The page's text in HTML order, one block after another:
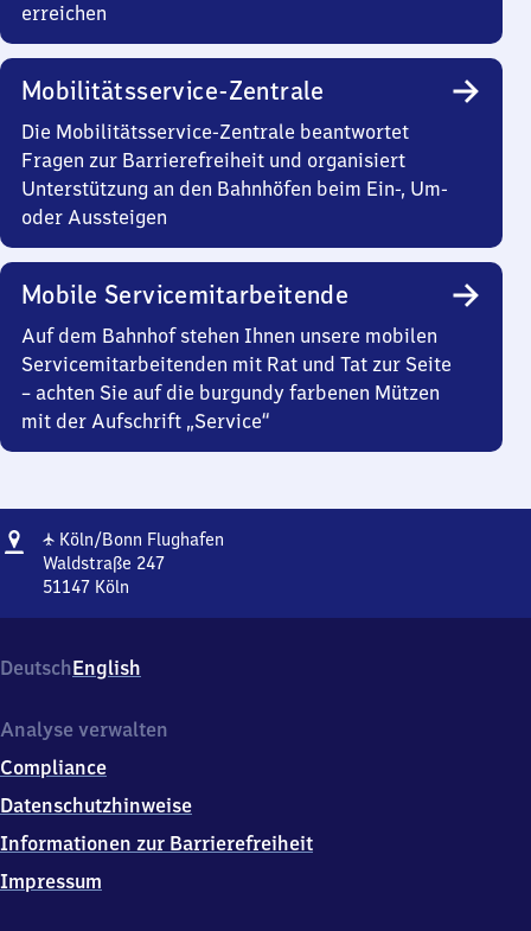
erreichen
Mobilitätsservice-Zentrale
Die Mobilitätsservice-Zentrale beantwortet
Fragen zur Barrierefreiheit und organisiert
Unterstützung an den Bahnhöfen beim Ein-, Um-
oder Aussteigen
Mobile Servicemitarbeitende
Auf dem Bahnhof stehen Ihnen unsere mobilen
Servicemitarbeitenden mit Rat und Tat zur Seite
– achten Sie auf die burgundy farbenen Mützen
mit der Aufschrift „Service“
Adresse
✈ Köln/​Bonn Flughafen
Waldstraße 247
51147 Köln
Flughafen,
Waldstraße
5
1
4
Köln
DeutschEnglish
Analyse verwalten
Compliance
Datenschutzhinweise
Informationen zur Barrierefreiheit
Impressum